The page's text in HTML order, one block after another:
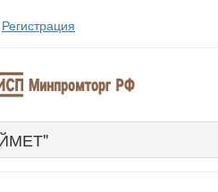
Регистрация